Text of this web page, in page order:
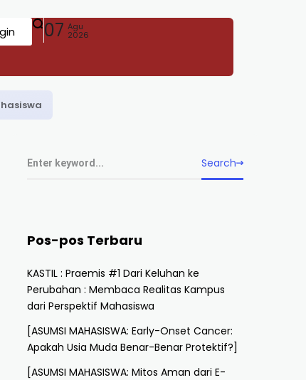
07 Agu
2026
Search
Pos-pos Terbaru
KASTIL : Praemis #1 Dari Keluhan ke
Perubahan : Membaca Realitas Kampus
dari Perspektif Mahasiswa
[ASUMSI MAHASISWA: Early-Onset Cancer:
Apakah Usia Muda Benar-Benar Protektif?]
[ASUMSI MAHASISWA: Mitos Aman dari E-